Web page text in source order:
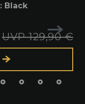
Black
UVP 129,90 €